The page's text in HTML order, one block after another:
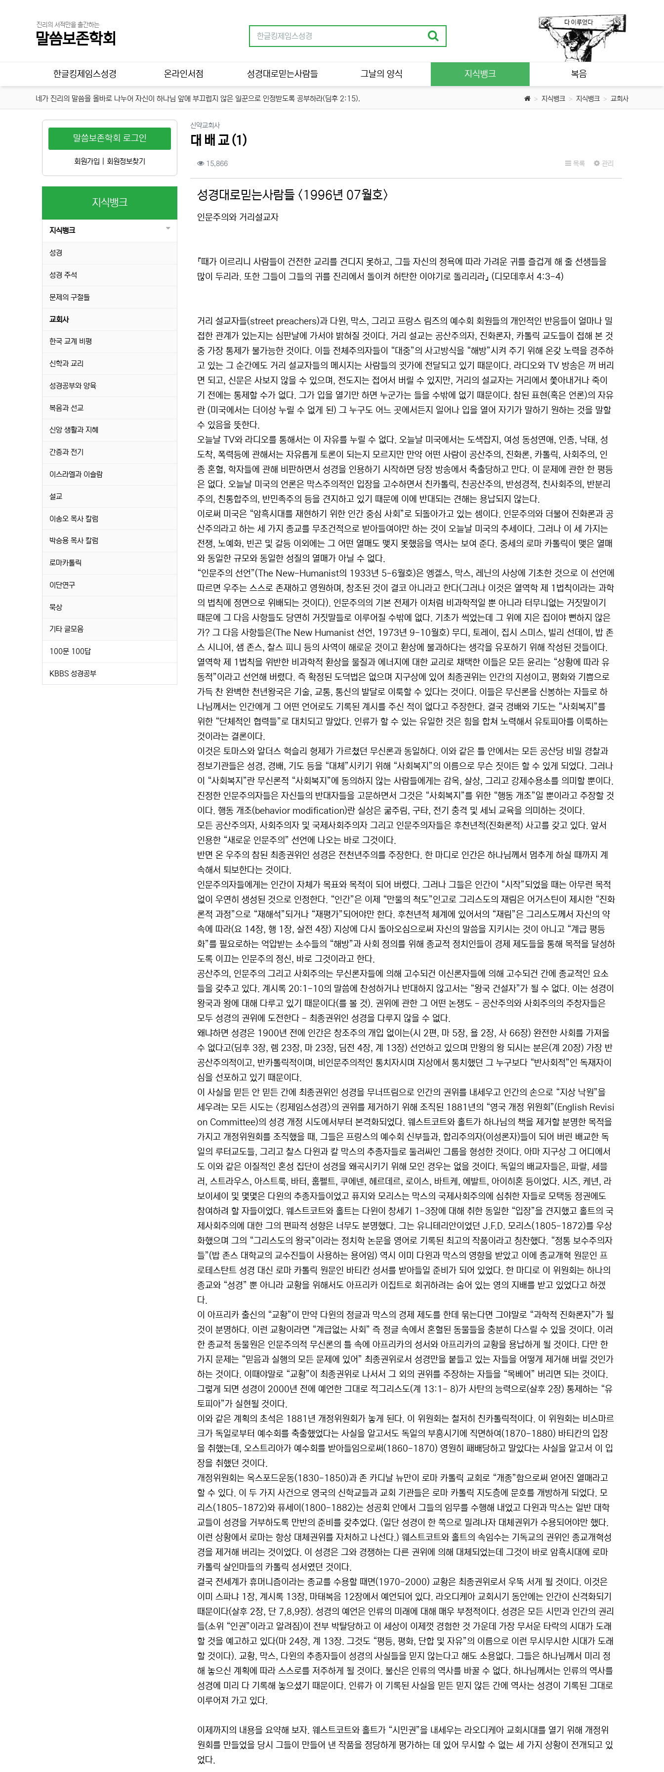
진리의 서적만을 출간하는
말씀보존학회
한글킹제임스성경 온라인서점 성경대로믿는사람들 그날의 양식 지식뱅크 복음
네가 진리의 말씀을 올바로 나누어 자신이 하나님 앞에 부끄럽지 않은 일꾼으로 인정받도록 공부하라(딤후 2:15). 지식뱅크 지식뱅크 교회사
신약교회사분류
대 배 교 (1)
컨텐츠 정보
15,866조회 목록 관리
성경대로믿는사람들 <1996년 07월호>
인문주의와 거리설교자
『때가 이르리니 사람들이 건전한 교리를 견디지 못하고, 그들 자신의 정욕에 따라 가려운 귀를 즐겁게 해 줄 선생들을
많이 두리라. 또한 그들이 그들의 귀를 진리에서 돌이켜 허탄한 이야기로 돌리리라』 (디모데후서 4:3-4)
거리 설교자들(street preachers)과 다윈, 막스, 그리고 프랑스 림즈의 예수회 회원들의 개인적인 반응들이 얼마나 밀
접한 관계가 있는지는 심판날에 가서야 밝혀질 것이다. 거리 설교는 공산주의자, 진화론자, 카톨릭 교도들이 접해 본 것
중 가장 통제가 불가능한 것이다. 이들 전체주의자들이 “대중”의 사고방식을 “해방”시켜 주기 위해 온갖 노력을 경주하
고 있는 그 순간에도 거리 설교자들의 메시지는 사람들의 귓가에 전달되고 있기 때문이다. 라디오와 TV 방송은 꺼 버리
면 되고, 신문은 사보지 않을 수 있으며, 전도지는 접어서 버릴 수 있지만, 거리의 설교자는 거리에서 쫓아내거나 죽이
기 전에는 통제할 수가 없다. 그가 입을 열기만 하면 누군가는 들을 수밖에 없기 때문이다. 참된 표현(혹은 언론)의 자유
란 (미국에서는 더이상 누릴 수 없게 된) 그 누구도 어느 곳에서든지 일어나 입을 열어 자기가 말하기 원하는 것을 말할
수 있음을 뜻한다.
오늘날 TV와 라디오를 통해서는 이 자유를 누릴 수 없다. 오늘날 미국에서는 도색잡지, 여성 동성연애, 인종, 낙태, 성
도착, 폭력등에 관해서는 자유롭게 토론이 되는지 모르지만 만약 어떤 사람이 공산주의, 진화론, 카톨릭, 사회주의, 인
종 혼혈, 학자들에 관해 비판하면서 성경을 인용하기 시작하면 당장 방송에서 축출당하고 만다. 이 문제에 관한 한 평등
은 없다. 오늘날 미국의 언론은 막스주의적인 입장을 고수하면서 친카톨릭, 친공산주의, 반성경적, 친사회주의, 반분리
주의, 친통합주의, 반민족주의 등을 견지하고 있기 때문에 이에 반대되는 견해는 용납되지 않는다.
이로써 미국은 “암흑시대를 재현하기 위한 인간 중심 사회”로 되돌아가고 있는 셈이다. 인문주의와 더불어 진화론과 공
산주의라고 하는 세 가지 종교를 무조건적으로 받아들여야만 하는 것이 오늘날 미국의 추세이다. 그러나 이 세 가지는
전쟁, 노예화, 빈곤 및 갈등 이외에는 그 어떤 열매도 맺지 못했음을 역사는 보여 준다. 중세의 로마 카톨릭이 맺은 열매
와 동일한 규모와 동일한 성질의 열매가 아닐 수 없다.
“인문주의 선언”(The New-Humanist의 1933년 5-6월호)은 엥겔스, 막스, 레닌의 사상에 기초한 것으로 이 선언에
따르면 우주는 스스로 존재하고 영원하며, 창조된 것이 결코 아니라고 한다(그러나 이것은 열역학 제 1법칙이라는 과학
의 법칙에 정면으로 위배되는 것이다). 인문주의의 기본 전제가 이처럼 비과학적일 뿐 아니라 터무니없는 거짓말이기
때문에 그 다음 사항들도 당연히 거짓말들로 이루어질 수밖에 없다. 기초가 썩었는데 그 위에 지은 집이야 뻔하지 않은
가? 그 다음 사항들은(The New Humanist 선언, 1973년 9-10월호) 무디, 토레이, 집시 스미스, 빌리 선데이, 밥 존
스 시니어, 샘 존스, 찰스 피니 등의 사역이 해로운 것이고 환상에 불과하다는 생각을 유포하기 위해 작성된 것들이다.
열역학 제 1법칙을 위반한 비과학적 환상을 물질과 에너지에 대한 교리로 채택한 이들은 모든 윤리는 “상황에 따라 유
동적”이라고 선언해 버렸다. 즉 확정된 도덕법은 없으며 지구상에 있어 최종권위는 인간의 지성이고, 평화와 기쁨으로
가득 찬 완벽한 천년왕국은 기술, 교통, 통신의 발달로 이룩할 수 있다는 것이다. 이들은 무신론을 신봉하는 자들로 하
나님께서는 인간에게 그 어떤 언어로도 기록된 계시를 주신 적이 없다고 주장한다. 결국 경배와 기도는 “사회복지”를
위한 “단체적인 협력들”로 대치되고 말았다. 인류가 할 수 있는 유일한 것은 힘을 합쳐 노력해서 유토피아를 이룩하는
것이라는 결론이다.
이것은 토마스와 알더스 헉슬리 형제가 가르쳤던 무신론과 동일하다. 이와 같은 틀 안에서는 모든 공산당 비밀 경찰과
정보기관들은 성경, 경배, 기도 등을 “대체”시키기 위해 “사회복지”의 이름으로 무슨 짓이든 할 수 있게 되었다. 그러나
이 “사회복지”란 무신론적 “사회복지”에 동의하지 않는 사람들에게는 감옥, 살상, 그리고 강제수용소를 의미할 뿐이다.
진정한 인문주의자들은 자신들의 반대자들을 고문하면서 그것은 “사회복지”를 위한 “행동 개조”일 뿐이라고 주장할 것
이다. 행동 개조(behavior modification)란 실상은 굶주림, 구타, 전기 충격 및 세뇌 교육을 의미하는 것이다.
모든 공산주의자, 사회주의자 및 국제사회주의자 그리고 인문주의자들은 후천년적(진화론적) 사고를 갖고 있다. 앞서
인용한 “새로운 인문주의” 선언에 나오는 바로 그것이다.
반면 온 우주의 참된 최종권위인 성경은 전천년주의를 주장한다. 한 마디로 인간은 하나님께서 멈추게 하실 때까지 계
속해서 퇴보한다는 것이다.
인문주의자들에게는 인간이 자체가 목표와 목적이 되어 버렸다. 그러나 그들은 인간이 “시작”되었을 때는 아무런 목적
없이 우연히 생성된 것으로 인정한다. “인간”은 이제 “만물의 척도”인고로 그리스도의 재림은 어거스틴이 제시한 “진화
론적 과정”으로 “재해석”되거나 “재평가”되어야만 한다. 후천년적 체계에 있어서의 “재림”은 그리스도께서 자신의 약
속에 따라(요 14장, 행 1장, 살전 4장) 지상에 다시 돌아오심으로써 자신의 말씀을 지키시는 것이 아니고 “계급 평등
화”를 필요로하는 억압받는 소수들의 “해방”과 사회 정의를 위해 종교적 정치인들이 경제 제도들을 통해 목적을 달성하
도록 이끄는 인문주의 정신, 바로 그것이라고 한다.
공산주의, 인문주의 그리고 사회주의는 무신론자들에 의해 고수되건 이신론자들에 의해 고수되건 간에 종교적인 요소
들을 갖추고 있다. 계시록 20:1-10의 말씀에 찬성하거나 반대하지 않고서는 “왕국 건설자”가 될 수 없다. 이는 성경이
왕국과 왕에 대해 다루고 있기 때문이다(를 볼 것). 권위에 관한 그 어떤 논쟁도 - 공산주의와 사회주의의 주창자들은
모두 성경의 권위에 도전한다 - 최종권위인 성경을 다루지 않을 수 없다.
왜냐하면 성경은 1900년 전에 인간은 창조주의 개입 없이는(시 2편, 마 5장, 욜 2장, 사 66장) 완전한 사회를 가져올
수 없다고(딤후 3장, 렘 23장, 마 23장, 딤전 4장, 계 13장) 선언하고 있으며 만왕의 왕 되시는 분은(계 20장) 가장 반
공산주의적이고, 반카톨릭적이며, 비인문주의적인 통치자시며 지상에서 통치했던 그 누구보다 “반사회적”인 독재자이
심을 선포하고 있기 때문이다.
이 사실을 믿든 안 믿든 간에 최종권위인 성경을 무너뜨림으로 인간의 권위를 내세우고 인간의 손으로 “지상 낙원”을
세우려는 모든 시도는 <킹제임스성경>의 권위를 제거하기 위해 조직된 1881년의 “영국 개정 위원회”(English Revisi
on Committee)의 성경 개정 시도에서부터 본격화되었다. 웨스트코트와 홀트가 하나님의 책을 제거할 분명한 목적을
가지고 개정위원회를 조직했을 때, 그들은 프랑스의 예수회 신부들과, 합리주의자(이성론자)들이 되어 버린 배교한 독
일의 루터교도들, 그리고 찰스 다윈과 칼 막스의 추종자들로 둘러싸인 그룹을 형성한 것이다. 아마 지구상 그 어디에서
도 이와 같은 이질적인 혼성 집단이 성경을 왜곡시키기 위해 모인 경우는 없을 것이다. 독일의 배교자들은, 파랄, 세믈
러, 스트라우스, 아스트룩, 바터, 훕펠트, 쿠에넨, 헤르데르, 로이스, 바트케, 에발트, 아이히혼 등이었다. 시즈, 케년, 라
보이세이 및 몇몇은 다윈의 추종자들이었고 퓨지와 모리스는 막스의 국제사회주의에 심취한 자들로 모택동 정권에도
참여하려 할 자들이었다. 웨스트코트와 홀트는 다윈이 창세기 1-3장에 대해 취한 동일한 “입장”을 견지했고 홀트의 국
제사회주의에 대한 그의 편파적 성향은 너무도 분명했다. 그는 유니테리안이었던 J.F.D. 모리스(1805-1872)를 우상
화했으며 그의 “그리스도의 왕국”이라는 정치학 논문을 영어로 기록된 최고의 작품이라고 칭찬했다. “정통 보수주의자
들”(밥 존스 대학교의 교수진들이 사용하는 용어임) 역시 이미 다윈과 막스의 영향을 받았고 이에 종교개혁 원문인 프
로테스탄트 성경 대신 로마 카톨릭 원문인 바티칸 성서를 받아들일 준비가 되어 있었다. 한 마디로 이 위원회는 하나의
종교와 “성경” 뿐 아니라 교황을 위해서도 아프리카 이집트로 회귀하려는 숨어 있는 영의 지배를 받고 있었다고 하겠
다.
이 아프리카 출신의 “교황”이 만약 다윈의 정글과 막스의 경제 제도를 한데 묶는다면 그야말로 “과학적 진화론자”가 될
것이 분명하다. 이런 교황이라면 “계급없는 사회” 즉 정글 속에서 혼혈된 동물들을 충분히 다스릴 수 있을 것이다. 이러
한 종교적 동물원은 인문주의적 무신론의 틀 속에 아프리카의 성서와 아프리카의 교황을 용납하게 될 것이다. 다만 한
가지 문제는 “믿음과 실행의 모든 문제에 있어” 최종권위로서 성경만을 붙들고 있는 자들을 어떻게 제거해 버릴 것인가
하는 것이다. 이때야말로 “교황”이 최종권위로 나서서 그 외의 권위를 주장하는 자들을 “목베어” 버리면 되는 것이다.
그렇게 되면 성경이 2000년 전에 예언한 그대로 적그리스도(계 13:1- 8)가 사탄의 능력으로(살후 2장) 통제하는 “유
토피아”가 실현될 것이다.
이와 같은 계획의 초석은 1881년 개정위원회가 놓게 된다. 이 위원회는 철저히 친카톨릭적이다. 이 위원회는 비스마르
크가 독일로부터 예수회를 축출했었다는 사실을 알고서도 독일의 부흥시기에 직면하여(1870-1880) 바티칸의 입장
을 취했는데, 오스트리아가 예수회를 받아들임으로써(1860-1870) 영원히 패배당하고 말았다는 사실을 알고서 이 입
장을 취했던 것이다.
개정위원회는 옥스포드운동(1830-1850)과 존 카디날 뉴만이 로마 카톨릭 교회로 “개종”함으로써 얻어진 열매라고
할 수 있다. 이 두 가지 사건으로 영국의 신학교들과 교회 기관들은 로마 카톨릭 지도층에 문호를 개방하게 되었다. 모
리스(1805-1872)와 퓨세이(1800-1882)는 성공회 안에서 그들의 임무를 수행해 내었고 다윈과 막스는 일반 대학
교들이 성경을 거부하도록 만반의 준비를 갖추었다. (일단 성경이 한 쪽으로 밀려나자 대체권위가 수용되어야만 했다.
이런 상황에서 로마는 항상 대체권위를 자처하고 나선다.) 웨스트코트와 홀트의 속임수는 기독교의 권위인 종교개혁성
경을 제거해 버리는 것이었다. 이 성경은 그와 경쟁하는 다른 권위에 의해 대체되었는데 그것이 바로 암흑시대에 로마
카톨릭 살인마들의 카톨릭 성서였던 것이다.
결국 전세계가 휴머니즘이라는 종교를 수용할 때면(1970-2000) 교황은 최종권위로서 우뚝 서게 될 것이다. 이것은
이미 스파냐 1장, 계시록 13장, 마태복음 12장에서 예언되어 있다. 라오디케아 교회시기 동안에는 인간이 신격화되기
때문이다(살후 2장, 단 7,8,9장). 성경의 예언은 인류의 미래에 대해 매우 부정적이다. 성경은 모든 시민과 인간의 권리
들(소위 “인권”이라고 알려짐)이 전부 박탈당하고 이 세상이 이제껏 경험한 것 가운데 가장 무서운 타락의 시대가 도래
할 것을 예고하고 있다(마 24장, 계 13장. 그것도 “평등, 평화, 단합 및 자유”의 이름으로 이런 무시무시한 시대가 도래
할 것이다). 교황, 막스, 다윈의 추종자들이 성경의 사실들을 믿지 않는다고 해도 소용없다. 그들은 하나님께서 미리 정
해 놓으신 계획에 따라 스스로를 저주하게 될 것이다. 불신은 인류의 역사를 바꿀 수 없다. 하나님께서는 인류의 역사를
성경에 미리 다 기록해 놓으셨기 때문이다. 인류가 이 기록된 사실을 믿든 믿지 않든 간에 역사는 성경이 기록된 그대로
이루어져 가고 있다.
이제까지의 내용을 요약해 보자. 웨스트코트와 홀트가 “시민권”을 내세우는 라오디케아 교회시대를 열기 위해 개정위
원회를 만들었을 당시 그들이 만들어 낸 작품을 정당하게 평가하는 데 있어 무시할 수 없는 세 가지 상황이 전개되고 있
었다.
말씀보존학회 로그인
회원가입 회원정보찾기
지식뱅크
지식뱅크
성경
성경 주석
문제의 구절들
교회사
한국 교계 비평
신학과 교리
성경공부와 양육
복음과 선교
신앙 생활과 지혜
간증과 전기
이스라엘과 이슬람
설교
이송오 목사 칼럼
박승용 목사 칼럼
로마카톨릭
이단연구
묵상
기타 글모음
100문 100답
KBBS 성경공부